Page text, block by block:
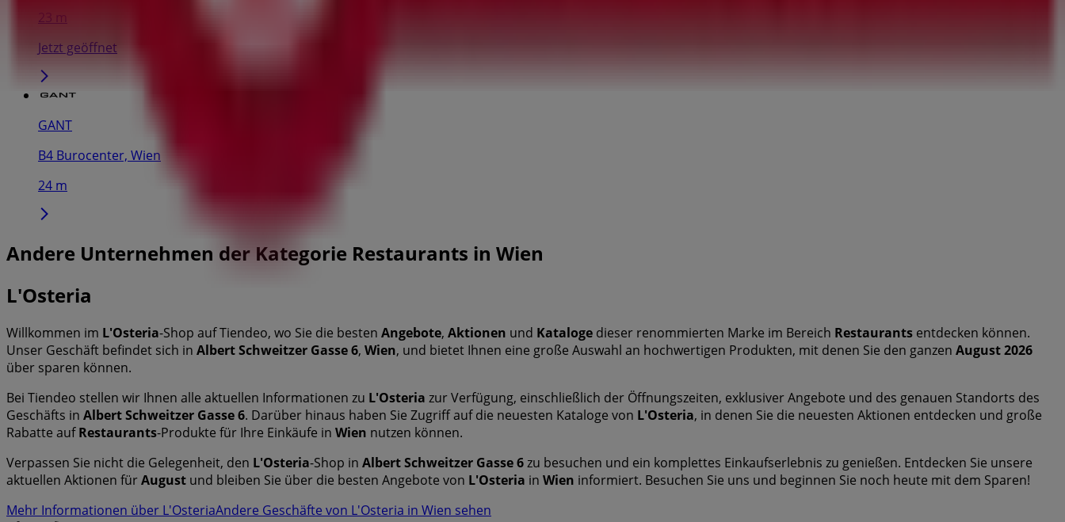
23 m
Jetzt geöffnet
GANT
B4 Burocenter, Wien
24 m
Andere Unternehmen der Kategorie Restaurants in Wien
L'Osteria
Willkommen im L'Osteria-Shop auf Tiendeo, wo Sie die besten Angebote, Aktionen und Kataloge dieser renommierten Marke im Bereich Restaurants entdecken können.
Unser Geschäft befindet sich in Albert Schweitzer Gasse 6, Wien, und bietet Ihnen eine große Auswahl an hochwertigen Produkten, mit denen Sie den ganzen August 2026
über sparen können.
Bei Tiendeo stellen wir Ihnen alle aktuellen Informationen zu L'Osteria zur Verfügung, einschließlich der Öffnungszeiten, exklusiver Angebote und des genauen Standorts des
Geschäfts in Albert Schweitzer Gasse 6. Darüber hinaus haben Sie Zugriff auf die neuesten Kataloge von L'Osteria, in denen Sie die neuesten Aktionen entdecken und große
Rabatte aufRestaurants-Produkte für Ihre Einkäufe in Wien nutzen können.
Verpassen Sie nicht die Gelegenheit, den L'Osteria-Shop in Albert Schweitzer Gasse 6zu besuchen und ein komplettes Einkaufserlebnis zu genießen. Entdecken Sie unsere
aktuellen Aktionen fürAugust und bleiben Sie über die besten Angebote von L'Osteria in Wien informiert. Besuchen Sie uns und beginnen Sie noch heute mit dem Sparen!
Mehr Informationen über L'OsteriaAndere Geschäfte von L'Osteria in Wien sehen